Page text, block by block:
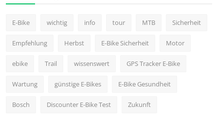
E-Bike wichtig info tour MTB Sicherheit
Empfehlung Herbst E-Bike Sicherheit Motor
ebike Trail wissenswert GPS Tracker E-Bike
Wartung günstige E-Bikes E-Bike Gesundheit
Bosch Discounter E-Bike Test Zukunft